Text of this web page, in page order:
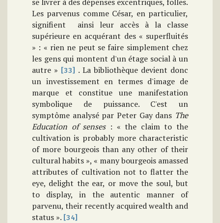
Les parvenus comme César, en particulier,
signifient ainsi leur accès à la classe
supérieure en acquérant des « superfluités
» : « rien ne peut se faire simplement chez
les gens qui montent d'un étage social à un
autre » [33] . La bibliothèque devient donc
un investissement en termes d'image de
marque et constitue une manifestation
symbolique de puissance. C'est un
symptôme analysé par Peter Gay dans The
Education of senses: « the claim to the
cultivation is probably more characteristic
of more bourgeois than any other of their
cultural habits », « many bourgeois amassed
attributes of cultivation not to flatter the
eye, delight the ear, or move the soul, but
to display, in the autentic manner of
parvenu, their recently acquired wealth and
status ». [34]